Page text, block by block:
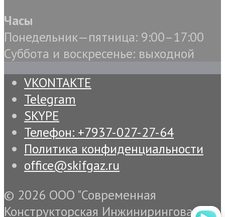
Часы
Понедельник—пятница: 9:00–17:00
Суббота и воскресенье: выходной
VKONTAKTE
Telegram
SKYPE
Телефон: +7937-027-27-64
Политика конфиденциальности
office@skifgaz.ru
© 2026 ООО "Современная
Конструкторская Инжиниринговая